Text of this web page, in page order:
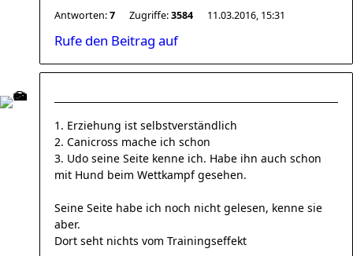
Antworten:7 Zugriffe:3584 11.03.2016, 15:31
Rufe den Beitrag auf
1. Erziehung ist selbstverständlich
2. Canicross mache ich schon
3. Udo seine Seite kenne ich. Habe ihn auch schon
mit Hund beim Wettkampf gesehen.
Seine Seite habe ich noch nicht gelesen, kenne sie
aber.
Dort seht nichts vom Trainingseffekt